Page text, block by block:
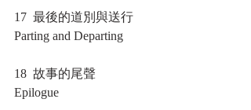
17  最後的道別與送行
Parting and Departing
18  故事的尾聲
Epilogue